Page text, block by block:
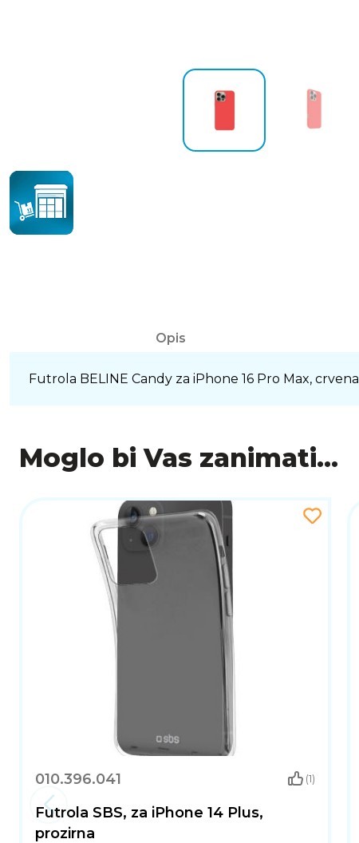
Opis
Futrola BELINE Candy za iPhone 16 Pro Max, crvena
Moglo bi Vas zanimati...
010.396.041 (1)
Futrola SBS, za iPhone 14 Plus,
prozirna